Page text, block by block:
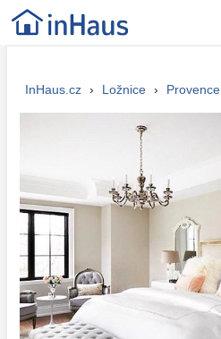
InHaus.cz › Ložnice › Provence